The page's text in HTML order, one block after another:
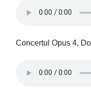
Concertul Opus 4,